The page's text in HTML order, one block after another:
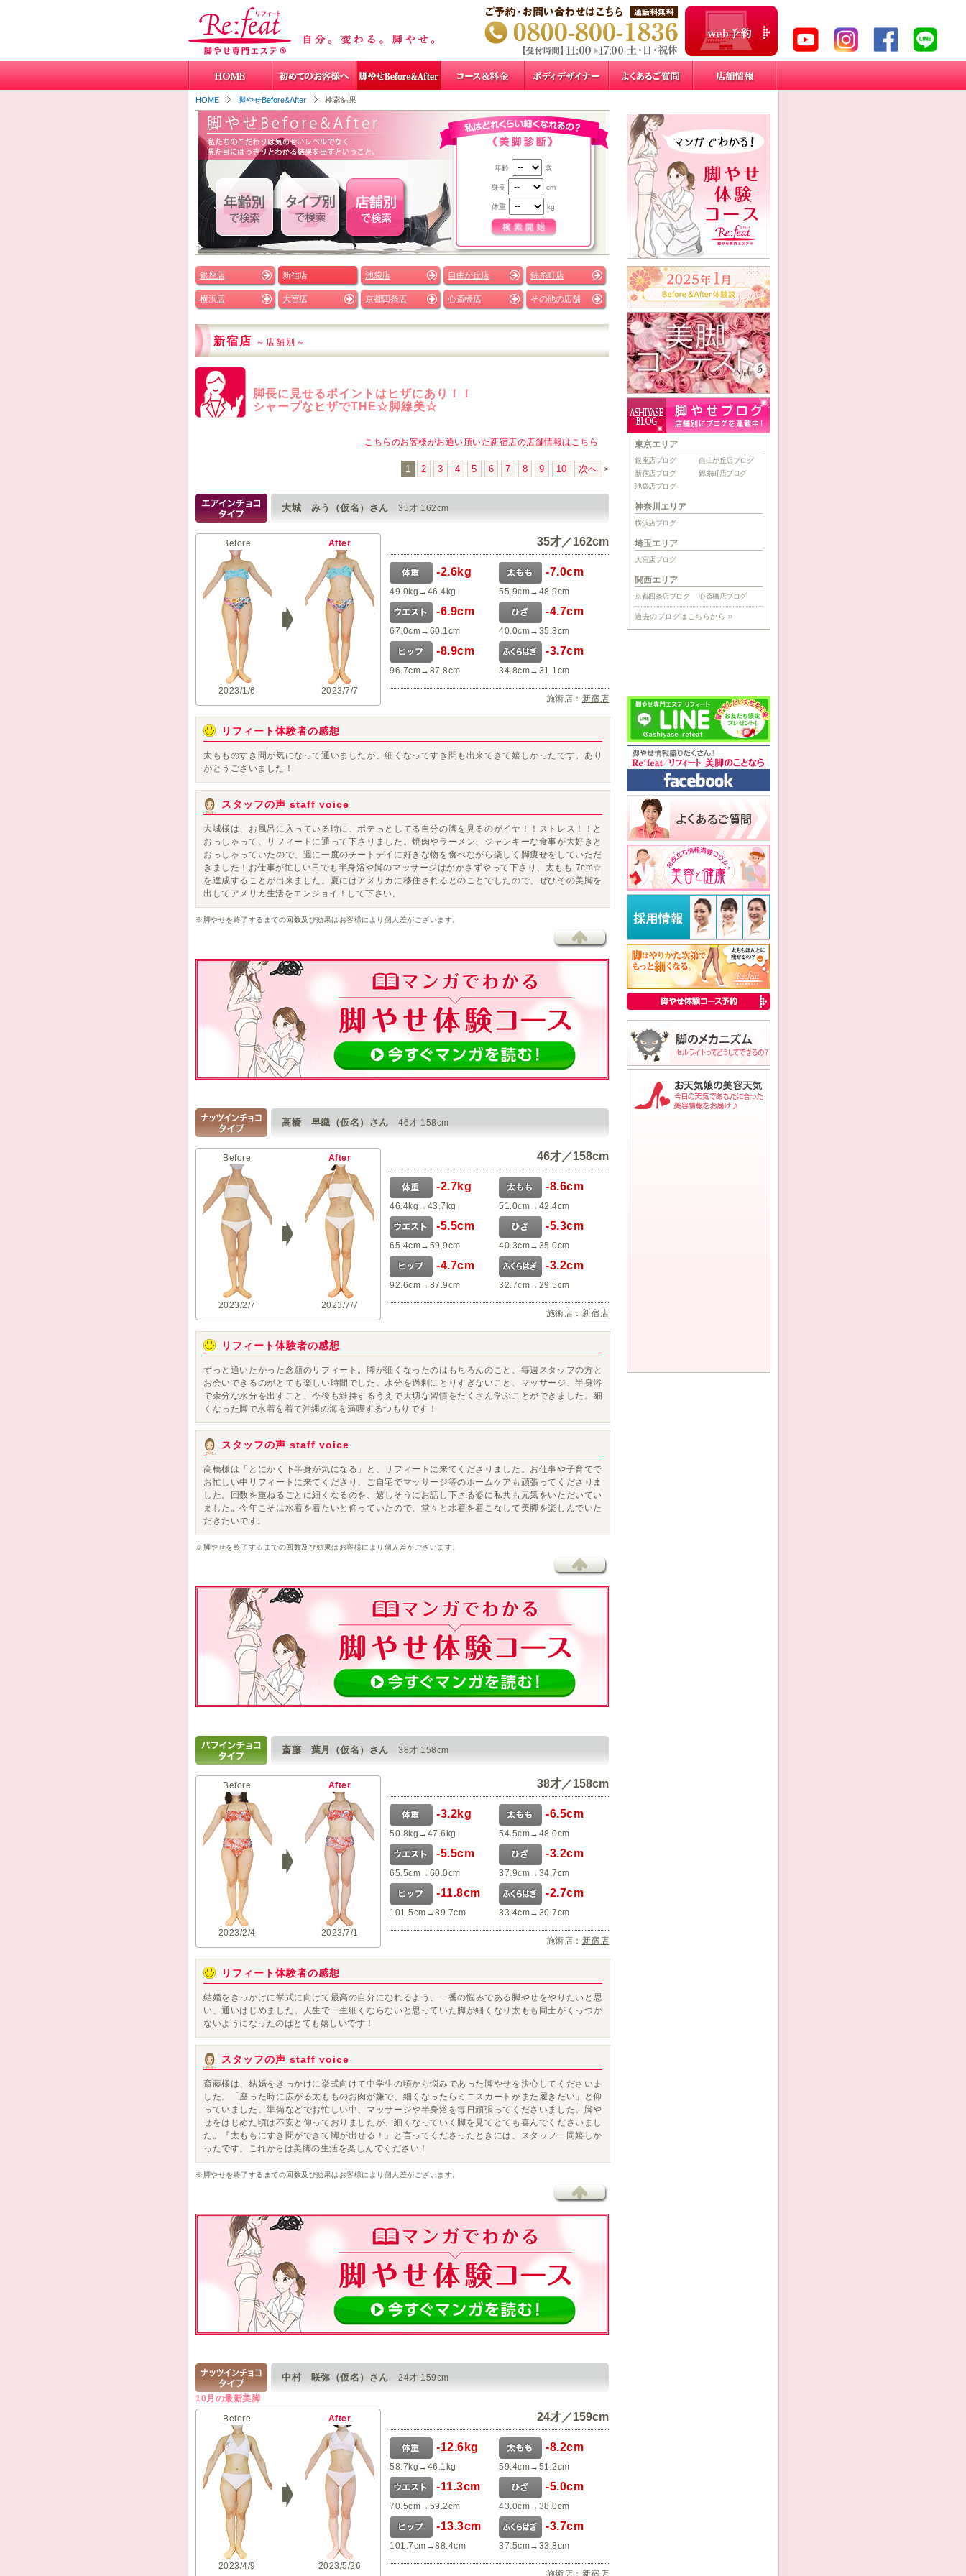
HOME 脚やせBefore&After 検索結果
年齢 歳
身長 cm
体重 kg
銀座店 新宿店 池袋店 自由が丘店 錦糸町店
横浜店 大宮店 京都四条店 心斎橋店 その他の店舗
新宿店 ～店舗別～
脚長に見せるポイントはヒザにあり！！
シャープなヒザでTHE☆脚線美☆
こちらのお客様がお通い頂いた新宿店の店舗情報はこちら
1 2 3 4 5 6 7 8 9 10 次へ >
大城 みう（仮名）さん 35才 162cm
Before
2023/1/6
After
2023/7/7
35才／162cm
-2.6kg
49.0kg→46.4kg
-7.0cm
55.9cm→48.9cm
-6.9cm
67.0cm→60.1cm
-4.7cm
40.0cm→35.3cm
-8.9cm
96.7cm→87.8cm
-3.7cm
34.8cm→31.1cm
施術店： 新宿店
リフィート体験者の感想
太もものすき間が気になって通いましたが、細くなってすき間も出来て きて嬉しかったです。あり
がとうございました！
スタッフの声 staff voice
大城様は、お風呂に入っている時に、ボテっとしてる自分の脚を見るのがイヤ！！ストレス！！と
おっしゃって、リフィートに通って下さりました。焼肉やラーメン、ジャンキーな食事が大好きと
おっしゃっていたので、週に一度のチートデイに好きな物を食べながら楽しく脚痩せをしていただ
きました！お仕事が忙しい日でも半身浴や脚のマッサージはかかさずやって下さり、太もも-7cm☆
を達成することが出来ました。夏にはアメリカに移住されるとのことでしたので、ぜひその美脚を
出してアメリカ生活をエンジョイ！して下さい。
※脚やせを終了するまでの回数及び効果はお客様により個人差がございます。
高橋 早織（仮名）さん 46才 158cm
Before
2023/2/7
After
2023/7/7
46才／158cm
-2.7kg
46.4kg→43.7kg
-8.6cm
51.0cm→42.4cm
-5.5cm
65.4cm→59.9cm
-5.3cm
40.3cm→35.0cm
-4.7cm
92.6cm→87.9cm
-3.2cm
32.7cm→29.5cm
施術店： 新宿店
リフィート体験者の感想
ずっと通いたかった念願のリフィート。 脚が細くなったのはもちろんのこと、毎週スタッフの方と
お会いできるのがとても楽しい時間でした。水分を過剰にとりすぎないこと、マッサージ、半身浴
で余分な水分を出すこと、今後も維持するうえで大切な習慣をたくさん学ぶことができました。 細
くなった脚で水着を着て沖縄の海を満喫するつもりです！
スタッフの声 staff voice
高橋様は「とにかく下半身が気になる」と、リフィートに来てくださりました。お仕事や子育てで
お忙しい中リフィートに来てくださり、ご自宅でマッサージ等のホームケアも頑張ってくださりま
した。回数を重ねるごとに細くなるのを、嬉しそうにお話し下さる姿に私共も元気をいただいてい
ました。今年こそは水着を着たいと仰っていたので、堂々と水着を着こなして美脚を楽しんでいた
だきたいです。
※脚やせを終了するまでの回数及び効果はお客様により個人差がございます。
斎藤 葉月（仮名）さん 38才 158cm
Before
2023/2/4
After
2023/7/1
38才／158cm
-3.2kg
50.8kg→47.6kg
-6.5cm
54.5cm→48.0cm
-5.5cm
65.5cm→60.0cm
-3.2cm
37.9cm→34.7cm
-11.8cm
101.5cm→89.7cm
-2.7cm
33.4cm→30.7cm
施術店： 新宿店
リフィート体験者の感想
結婚をきっかけに挙式に向けて最高の自分になれるよう、一番の悩みである脚やせをやりたいと思
い、通いはじめました。
人生で一生細くならないと思っていた脚が細くなり 太もも同士がくっつか
ないようになったのはとても嬉しいです！
スタッフの声 staff voice
斎藤様は、結婚をきっかけに挙式向けて中学生の頃から悩みであった脚やせを決心してくださいま
した。「座った時に広がる太もものお肉が嫌で、細くなったらミニスカートがまた履きたい」と仰
っていました。準備などでお忙しい中、マッサージや半身浴を毎日頑張ってくださいました。脚や
せをはじめた頃は不安と仰っておりましたが、細くなっていく脚を見てとても喜んでくださいまし
た。『太ももにすき間ができて脚が出せる！』と言ってくださったときには、スタッフ一同嬉しか
ったです。これからは美脚の生活を楽しんでください！
※脚やせを終了するまでの回数及び効果はお客様により個人差がございます。
中村 咲弥（仮名）さん 24才 159cm
10月の最新美脚
Before
2023/4/9
After
2023/5/26
24才／159cm
-12.6kg
58.7kg→46.1kg
-8.2cm
59.4cm→51.2cm
-11.3cm
70.5cm→59.2cm
-5.0cm
43.0cm→38.0cm
-13.3cm
101.7cm→88.4cm
-3.7cm
37.5cm→33.8cm
施術店： 新宿店